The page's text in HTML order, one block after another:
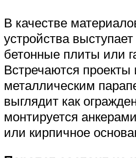
В качестве
устройства
бетонные плиты или
Встречаются проекты
металлическим
выглядит как
монтируется
или кирпичное